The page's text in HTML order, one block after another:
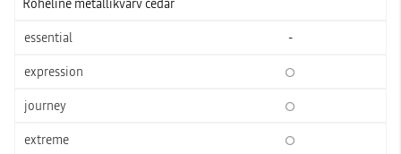
Roheline metallikvärv cedar
-